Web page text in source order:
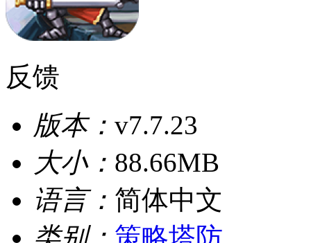
反馈
版本： v7.7.23
大小： 88.66MB
语言： 简体中文
类别： 策略塔防